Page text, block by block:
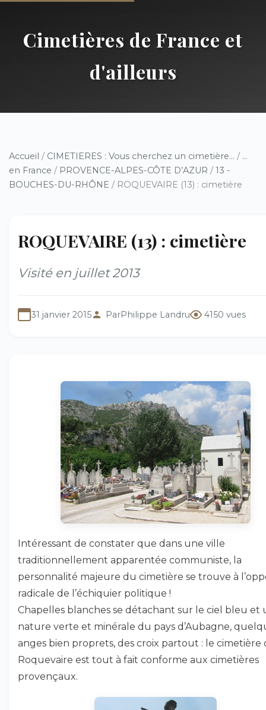
Cimetières de France et
d'ailleurs
Accueil / CIMETIERES : Vous cherchez un cimetière... / ...
en France / PROVENCE-ALPES-CÔTE D’AZUR / 13 -
BOUCHES-DU-RHÔNE / ROQUEVAIRE (13) : cimetière
ROQUEVAIRE (13) : cimetière
Visité en juillet 2013
31 janvier 2015 ParPhilippe Landru 4150 vues
Intéressant de constater que dans une ville
traditionnellement apparentée communiste, la
personnalité majeure du cimetière se trouve à
radicale de l’échiquier politique !
Chapelles blanches se détachant sur le ciel bleu et
nature verte et minérale du pays d’Aubagne,
anges bien proprets, des croix partout : le cimetière
Roquevaire est tout à fait conforme aux cimetières
provençaux.